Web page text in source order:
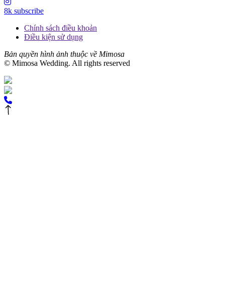
8k subscribe
Chính sách điều khoản
Điều kiện sử dụng
Bản quyền hình ảnh thuộc về Mimosa
© Mimosa Wedding. All rights reserved